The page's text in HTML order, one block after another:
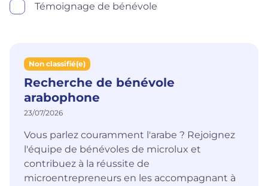
Témoignage de bénévole
Non classifié(e)
Recherche de bénévole
arabophone
23/07/2026
Vous parlez couramment l'arabe ? Rejoignez
l'équipe de bénévoles de microlux et
contribuez à la réussite de
microentrepreneurs en les accompagnant à